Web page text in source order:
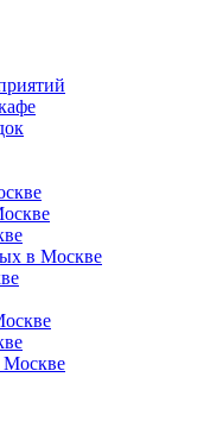
в Москве
Москве